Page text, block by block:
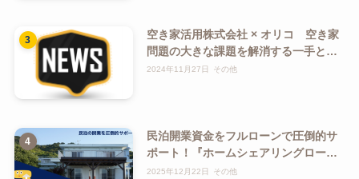
空き家活用株式会社 × オリコ 空き家
問題の大きな課題を解消する一手とし
て空き家を対象とした「アキカツロー
2024年11月27日 その他
民泊開業資金をフルローンで圧倒的サ
ポート！『ホームシェアリングロー
ン』で空き家の民泊化も促進
2025年12月22日 その他